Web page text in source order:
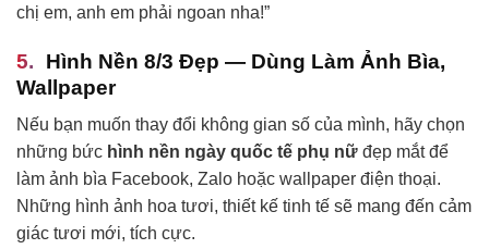
chị em, anh em phải ngoan nha!”
Hình Nền 8/3 Đẹp — Dùng Làm Ảnh Bìa,
Wallpaper
Nếu bạn muốn thay đổi không gian số của mình, hãy chọn
những bức hình nền ngày quốc tế phụ nữ đẹp mắt để
làm ảnh bìa Facebook, Zalo hoặc wallpaper điện thoại.
Những hình ảnh hoa tươi, thiết kế tinh tế sẽ mang đến cảm
giác tươi mới, tích cực.